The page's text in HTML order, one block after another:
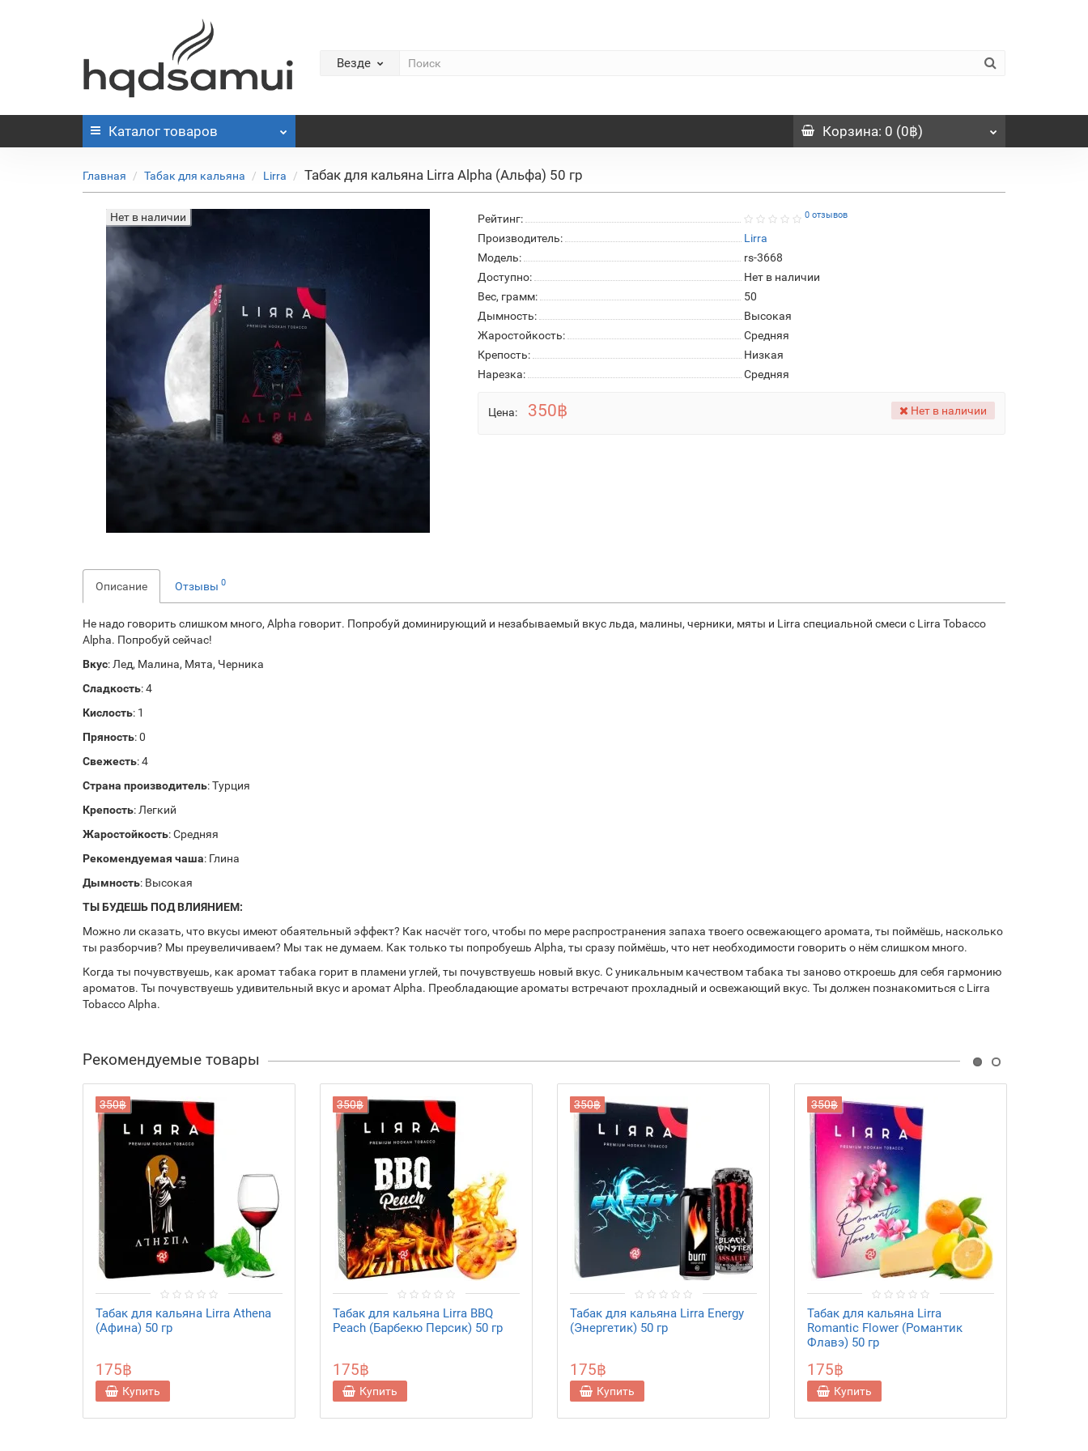
Везде
Каталог товаров Корзина: 0 (0฿)
Главная Табак для кальяна Lirra Табак для кальяна Lirra Alpha (Альфа) 50 гр
Нет в наличии Рейтинг: 0 отзывов
Производитель:
Lirra
Модель:
rs-3668
Доступно:
Нет в наличии
Вес, грамм:
50
Дымность:
Высокая
Жаростойкость:
Средняя
Крепость:
Низкая
Нарезка:
Средняя
Цена: 350฿ Нет в наличии
Описание Отзывы 0
Не надо говорить слишком много, Alpha говорит. Попробуй доминирующий и незабываемый вкус льда, малины, черники, мяты и Lirra специальной смеси с Lirra Tobacco
Alpha. Попробуй сейчас!
Вкус: Лед, Малина, Мята, Черника
Сладкость: 4
Кислость: 1
Пряность: 0
Свежесть: 4
Страна производитель: Турция
Крепость: Легкий
Жаростойкость: Средняя
Рекомендуемая чаша: Глина
Дымность: Высокая
ТЫ БУДЕШЬ ПОД ВЛИЯНИЕМ:
Можно ли сказать, что вкусы имеют обаятельный эффект? Как насчёт того, чтобы по мере распространения запаха твоего освежающего аромата, ты поймёшь, насколько
ты разборчив? Мы преувеличиваем? Мы так не думаем. Как только ты попробуешь Alpha, ты сразу поймёшь, что нет необходимости говорить о нём слишком много.
Когда ты почувствуешь, как аромат табака горит в пламени углей, ты почувствуешь новый вкус. С уникальным качеством табака ты заново откроешь для себя гармонию
ароматов. Ты почувствуешь удивительный вкус и аромат Alpha. Преобладающие ароматы встречают прохладный и освежающий вкус. Ты должен познакомиться с Lirra
Tobacco Alpha.
Рекомендуемые товары
350฿
Табак для кальяна Lirra Athena
(Афина) 50 гр
175฿
Купить
350฿
Табак для кальяна Lirra BBQ
Peach (Барбекю Персик) 50 гр
175฿
Купить
350฿
Табак для кальяна Lirra Energy
(Энергетик) 50 гр
175฿
Купить
350฿
Табак для кальяна Lirra
Romantic Flower (Романтик
Флавэ) 50 гр
175฿
Купить